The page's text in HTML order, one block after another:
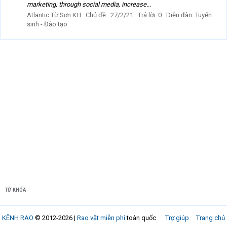
marketing, through social media, increase...
Atlantic Từ Sơn KH
Chủ đề 27/2/21 Trả lời: 0 Diễn đàn: Tuyển
sinh - Đào tạo
TỪ KHÓA
Trợ giúp Trang chủ
KÊNH RAO © 2012-2026 | Rao vặt miễn phítoàn quốc